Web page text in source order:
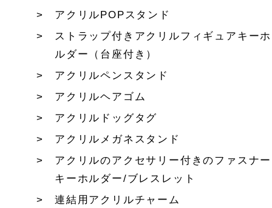
アクリルPOPスタンド
ストラップ付きアクリルフィギュアキーホ
ルダー（台座付き）
アクリルペンスタンド
アクリルヘアゴム
アクリルドッグタグ
アクリルメガネスタンド
アクリルのアクセサリー付きのファスナー
キーホルダー/ブレスレット
連結用アクリルチャーム